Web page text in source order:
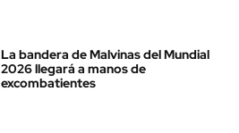
La bandera de Malvinas del Mundial
2026 llegará a manos de
excombatientes